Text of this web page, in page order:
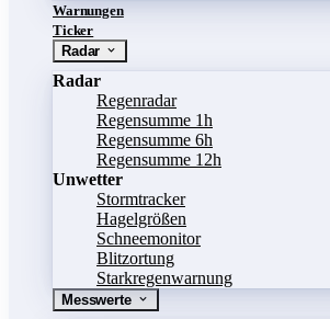
Warnungen
Ticker
Radar
Radar
Regenradar
Regensumme 1h
Regensumme 6h
Regensumme 12h
Unwetter
Stormtracker
Hagelgrößen
Schneemonitor
Blitzortung
Starkregenwarnung
Messwerte